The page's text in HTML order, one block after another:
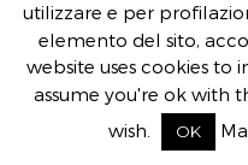
utilizzare e per
elemento del sito,
website uses cookies to
assume you're ok with
wish.
OK